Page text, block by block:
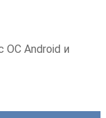
ОС Android и